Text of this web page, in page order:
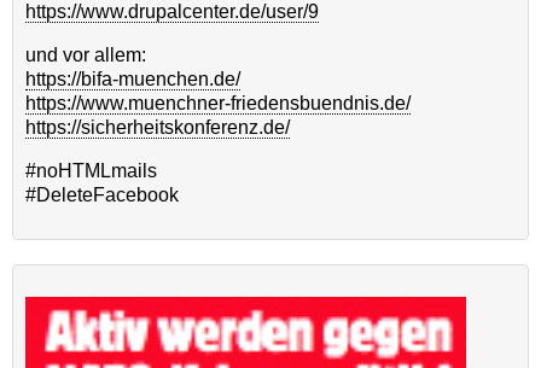
https://www.drupalcenter.de/user/9
und vor allem:
https://bifa-muenchen.de/
https://www.muenchner-friedensbuendnis.de/
https://sicherheitskonferenz.de/
#noHTMLmails
#DeleteFacebook